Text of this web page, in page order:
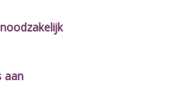
aan